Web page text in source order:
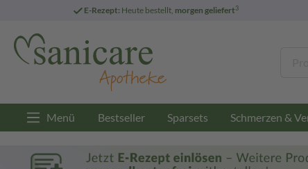
E-Rezept: Heute bestellt, morgen geliefert3
Menü Bestseller Sparsets Schmerzen &